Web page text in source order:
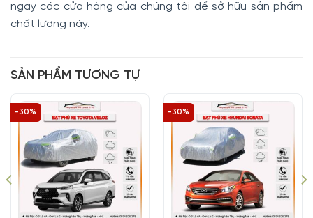
ngay các cửa hàng của chúng tôi để sở hữu sản phẩm
chất lượng này.
SẢN PHẨM TƯƠNG TỰ
-30% -30%